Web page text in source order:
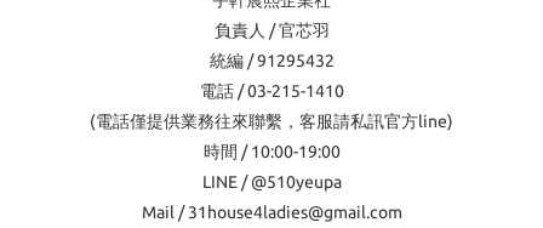
負責人 / 官芯羽
統編 / 91295432
電話 / 03-215-1410
(電話僅提供業務往來聯繫，客服請私訊官方line)
時間 / 10:00-19:00
LINE / @510yeupa
Mail / 31house4ladies@gmail.com